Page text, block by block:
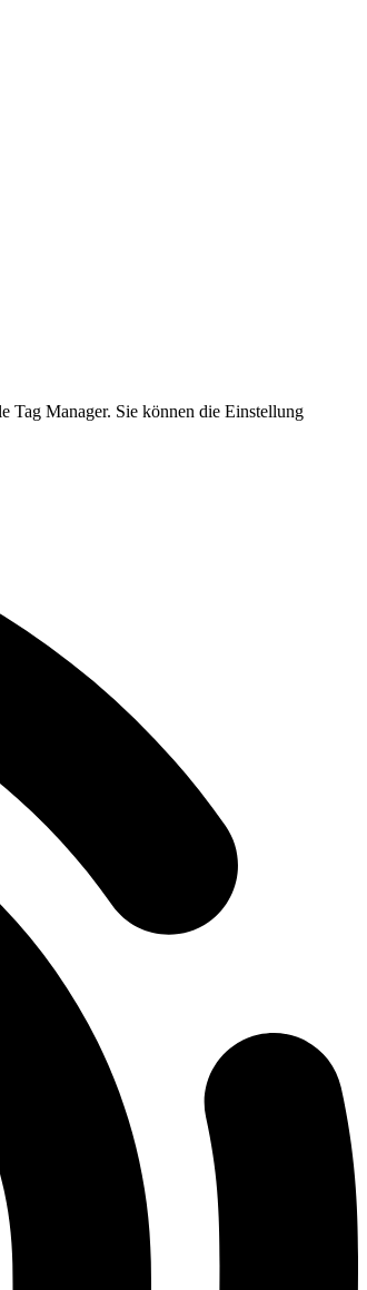
Tag Manager. Sie können die Einstellung